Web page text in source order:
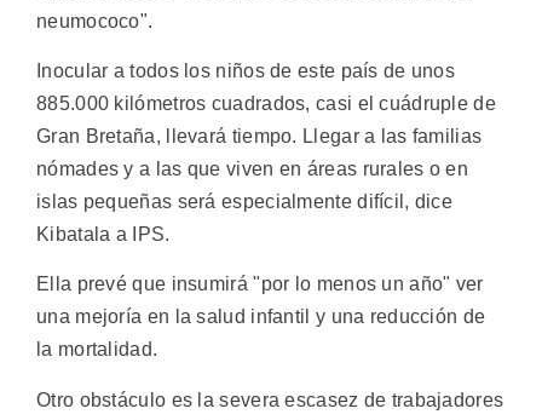
neumococo".
Inocular a todos los niños de este país de unos
885.000 kilómetros cuadrados, casi el cuádruple de
Gran Bretaña, llevará tiempo. Llegar a las familias
nómades y a las que viven en áreas rurales o en
islas pequeñas será especialmente difícil, dice
Kibatala a IPS.
Ella prevé que insumirá "por lo menos un año" ver
una mejoría en la salud infantil y una reducción de
la mortalidad.
Otro obstáculo es la severa escasez de trabajadores